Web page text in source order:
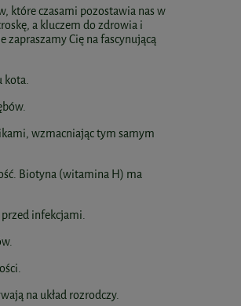
które czasami pozostawia nas w
a kluczem do zdrowia i
zapraszamy Cię na fascynującą
kota.
wzmacniając tym samym
Biotyna (witamina H) ma
infekcjami.
na układ rozrodczy.